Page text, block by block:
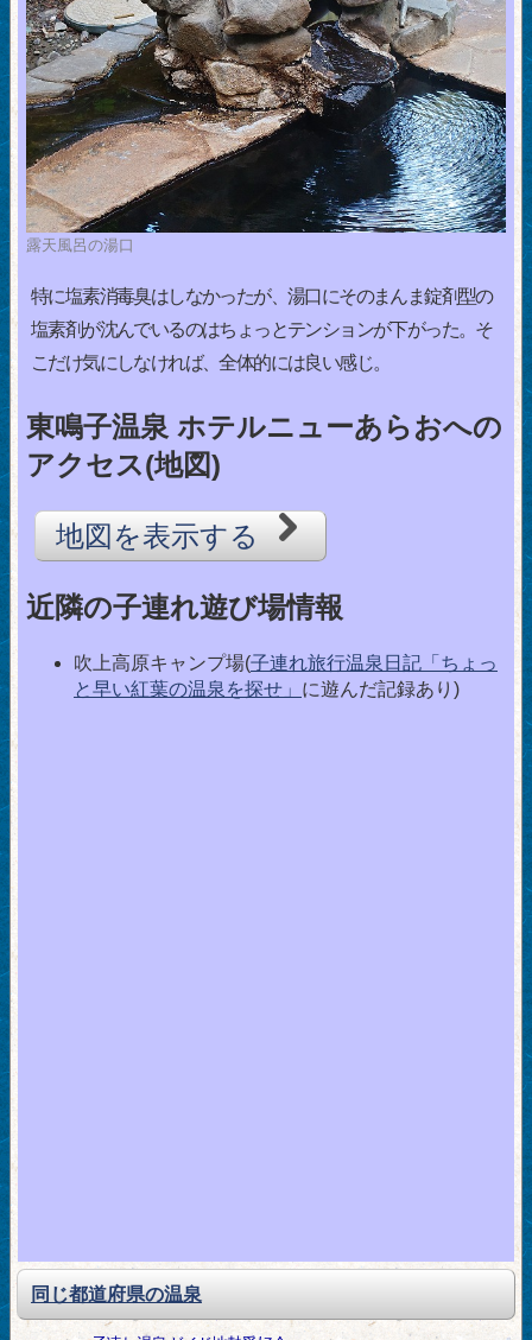
露天風呂の湯口
特に塩素消毒臭はしなかったが、湯口にそのまんま錠剤型の
塩素剤が沈んでいるのはちょっとテンションが下がった。そ
こだけ気にしなければ、全体的には良い感じ。
東鳴子温泉 ホテルニューあらおへの
アクセス(地図)
地図を表示する
近隣の子連れ遊び場情報
吹上高原キャンプ場(子連れ旅行温泉日記「ちょっ
と早い紅葉の温泉を探せ」 に遊んだ記録あり)
同じ都道府県の温泉